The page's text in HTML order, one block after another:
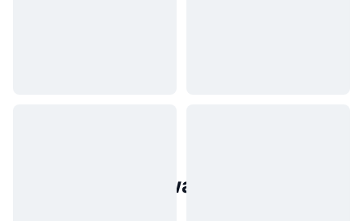
Popularne aktywa ze świata